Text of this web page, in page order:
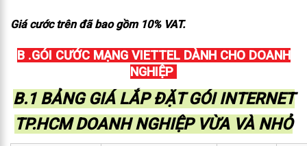
Giá cước trên đã bao gồm 10% VAT.
B .GÓI CƯỚC MẠNG VIETTEL DÀNH CHO DOANH
NGHIỆP
B.1 BẢNG GIÁ LẮP ĐẶT GÓI INTERNET
TP.HCM DOANH NGHIỆP VỪA VÀ NHỎ